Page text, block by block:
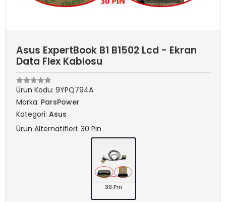
Asus ExpertBook B1 B1502 Lcd - Ekran
Data Flex Kablosu
Ürün Kodu: 9YPQ794A
Marka: ParsPower
Kategori: Asus
Ürün Alternatifleri: 30 Pin
30 Pin